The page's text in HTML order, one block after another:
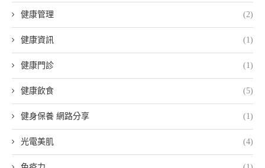
健康管理 (2)
健康資訊 (1)
健康門診 (1)
健康飲食 (5)
健身保養 網路分享 (1)
光電美肌 (4)